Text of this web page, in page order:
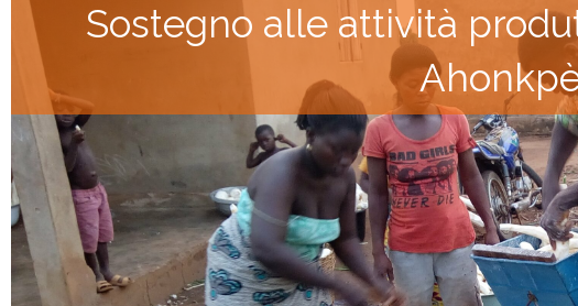
Sostegno alle attività